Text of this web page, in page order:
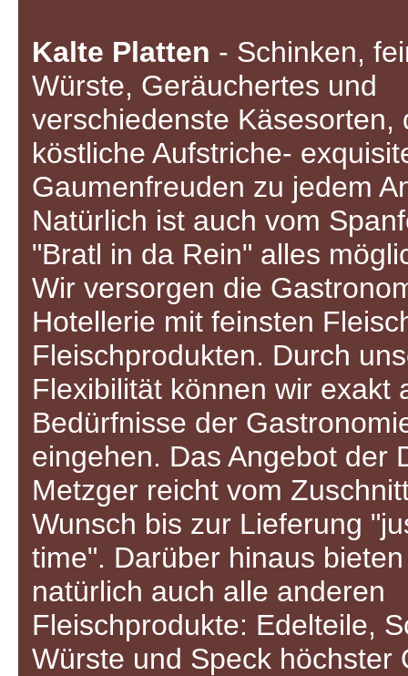
Kalte Platten - Schinken,
Würste, Geräuchertes und
verschiedenste Käsesorten,
köstliche Aufstriche-
Gaumenfreuden zu jedem
Natürlich ist auch vom
"Bratl in da Rein" alles
Wir versorgen die
Hotellerie mit feinsten
Fleischprodukten. Durch
Flexibilität können wir exakt
Bedürfnisse der
eingehen. Das Angebot der
Metzger reicht vom
Wunsch bis zur Lieferung
time". Darüber hinaus
natürlich auch alle anderen
Fleischprodukte: Edelteile,
Würste und Speck höchster